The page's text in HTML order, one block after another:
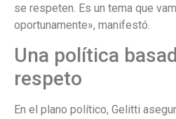
se respeten. Es un tema que
oportunamente», manifestó.
Una política
respeto
En el plano político, Gelitti